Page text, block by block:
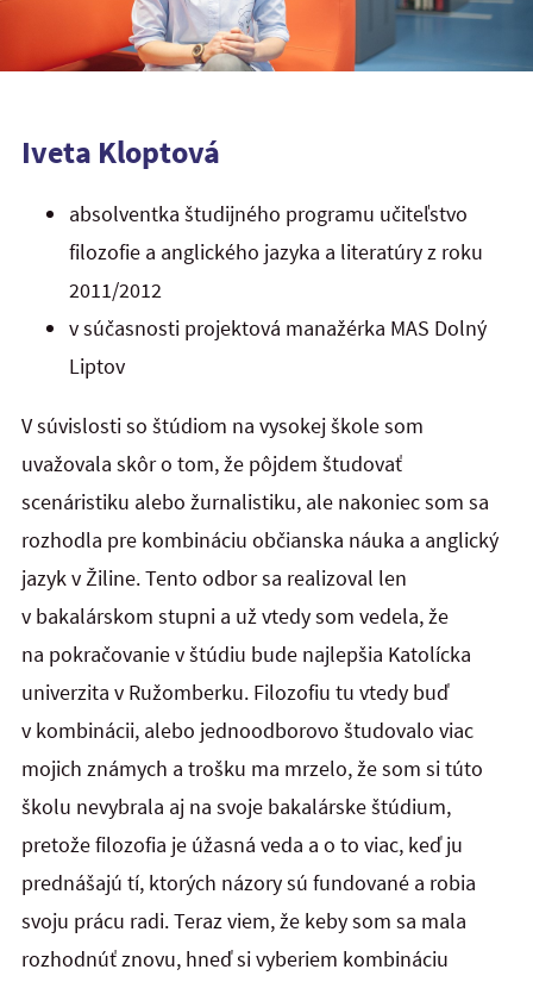
Iveta Kloptová
absolventka študijného programu učiteľstvo
filozofie a anglického jazyka a literatúry z roku
2011/2012
v súčasnosti projektová manažérka MAS Dolný
Liptov
V súvislosti so štúdiom na vysokej škole som
uvažovala skôr o tom, že pôjdem študovať
scenáristiku alebo žurnalistiku, ale nakoniec som sa
rozhodla pre kombináciu občianska náuka a anglický
jazyk v Žiline. Tento odbor sa realizoval len
v bakalárskom stupni a už vtedy som vedela, že
na pokračovanie v štúdiu bude najlepšia Katolícka
univerzita v Ružomberku. Filozofiu tu vtedy buď
v kombinácii, alebo jednoodborovo študovalo viac
mojich známych a trošku ma mrzelo, že som si túto
školu nevybrala aj na svoje bakalárske štúdium,
pretože filozofia je úžasná veda a o to viac, keď ju
prednášajú tí, ktorých názory sú fundované a robia
svoju prácu radi. Teraz viem, že keby som sa mala
rozhodnúť znovu, hneď si vyberiem kombináciu